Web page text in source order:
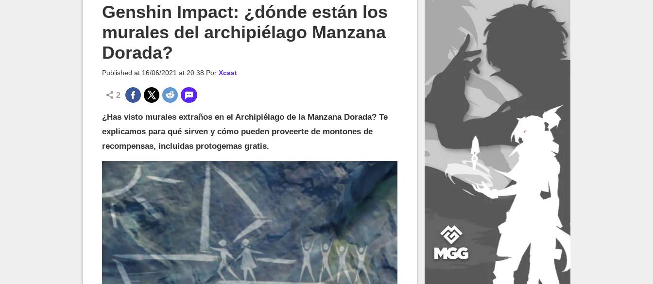
Genshin Impact: ¿dónde están los
murales del archipiélago Manzana
Dorada?
Published at 16/06/2021 at 20:38 Por Xcast
2
¿Has visto murales extraños en el Archipiélago de la Manzana Dorada? Te
explicamos para qué sirven y cómo pueden proveerte de montones de
recompensas, incluidas protogemas gratis.